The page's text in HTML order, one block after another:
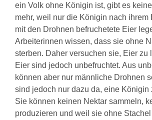
ein Volk ohne Königin ist, gibt es
mehr, weil nur die Königin nach ihrem
mit den Drohnen befruchetete Eier
Arbeiterinnen wissen, dass sie ohne
sterben. Daher versuchen sie, Eier zu
Eier sind jedoch unbefruchtet. Aus
können aber nur männliche Drohnen
sind jedoch nur dazu da, eine Königin
Sie können keinen Nektar sammeln,
produzieren und weil sie ohne